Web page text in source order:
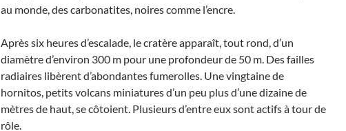
au monde, des carbonatites, noires comme l’encre.
Après six heures d’escalade, le cratère apparaît, tout rond, d’un
diamètre d’environ 300 m pour une profondeur de 50 m. Des failles
radiaires libèrent d’abondantes fumerolles. Une vingtaine de
hornitos, petits volcans miniatures d’un peu plus d’une dizaine de
mètres de haut, se côtoient. Plusieurs d’entre eux sont actifs à tour de
rôle.